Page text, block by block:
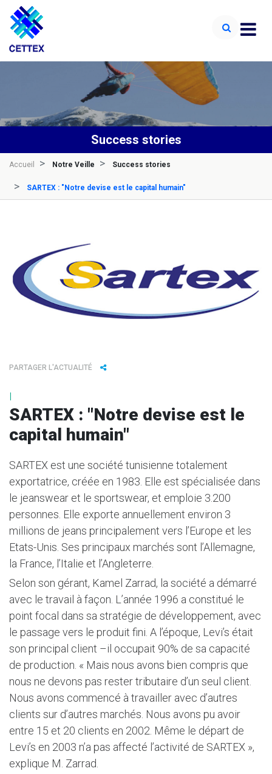
Success stories
Accueil Notre Veille Success stories
SARTEX : "Notre devise est le capital humain"
PARTAGER L'ACTUALITÉ
I
SARTEX : "Notre devise est le
capital humain"
SARTEX est une société tunisienne totalement
exportatrice, créée en 1983. Elle est spécialisée dans
le jeanswear et le sportswear, et emploie 3.200
personnes. Elle exporte annuellement environ 3
millions de jeans principalement vers l’Europe et les
Etats-Unis. Ses principaux marchés sont l’Allemagne,
la France, l’Italie et l’Angleterre.
Selon son gérant, Kamel Zarrad, la société a démarré
avec le travail à façon. L’année 1996 a constitué le
point focal dans sa stratégie de développement, avec
le passage vers le produit fini. A l’époque, Levi’s était
son principal client –il occupait 90% de sa capacité
de production. « Mais nous avons bien compris que
nous ne devons pas rester tributaire d’un seul client.
Nous avons commencé à travailler avec d’autres
clients sur d’autres marchés. Nous avons pu avoir
entre 15 et 20 clients en 2002. Même le départ de
Levi’s en 2003 n’a pas affecté l’activité de SARTEX »,
explique M. Zarrad.